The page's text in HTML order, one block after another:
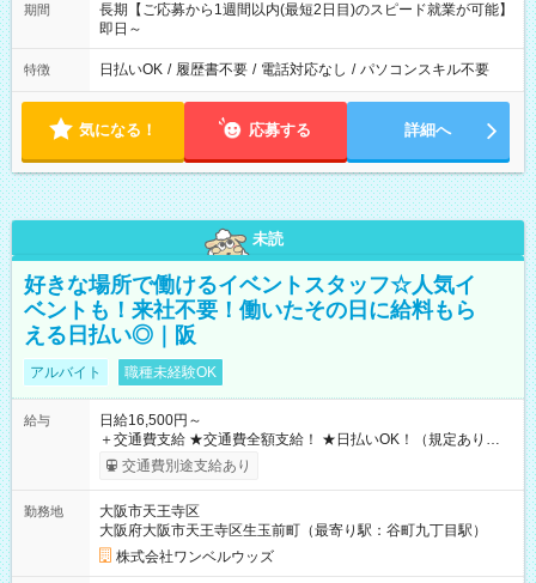
期間
長期【ご応募から1週間以内(最短2日目)のスピード就業が可能】
即日～
特徴 日払いOK / 履歴書不要 / 電話対応なし / パソコンスキル不要
気になる！ 応募する 詳細へ
未読
好きな場所で働けるイベントスタッフ☆人気イ
ベントも！来社不要！働いたその日に給料もら
える日払い◎｜阪
アルバイト 職種未経験OK
給与
日給16,500円～
＋交通費支給 ★交通費全額支給！ ★日払いOK！（規定あり） ┗
働いたその日に現金GET♪ お仕事後はコンビニATMから 日払
交通費別途支給あり
勤務地
大阪市天王寺区
大阪府大阪市天王寺区生玉前町（最寄り駅：谷町九丁目駅）
株式会社ワンベルウッズ